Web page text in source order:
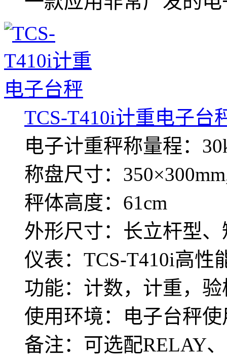
TCS-T410i计重电子台
电子计重秤称量程：
称盘尺寸：
秤体高度：61cm
外形尺寸：长立杆型
仪表：TCS-T410i高性
功能：计数，计重，验
使用环境：电子台秤
备注：可选配RELAY